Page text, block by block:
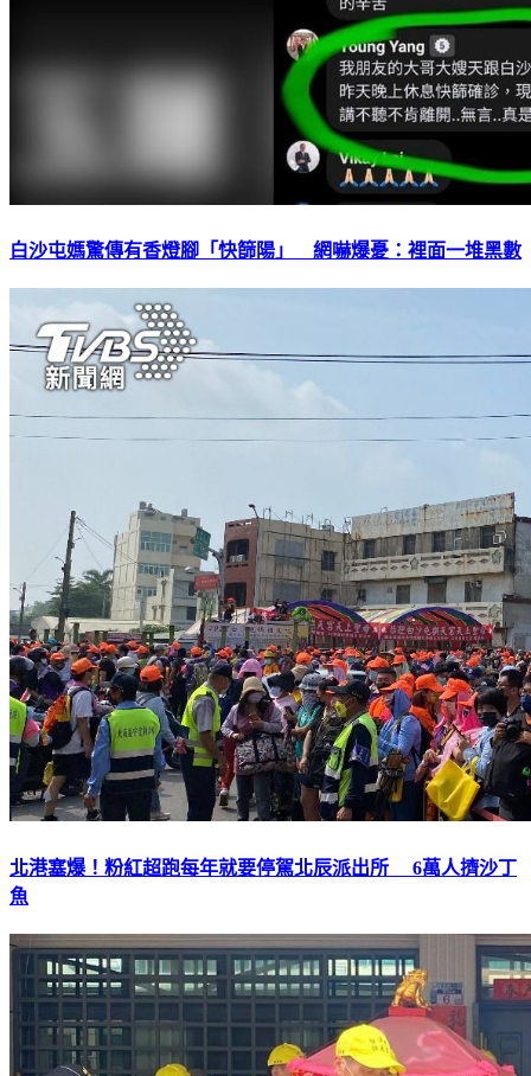
白沙屯媽驚傳有香燈腳「快篩陽」 網嚇爆憂：裡面一堆黑數
北港塞爆！粉紅超跑每年就要停駕北辰派出所 6萬人擠沙丁
魚